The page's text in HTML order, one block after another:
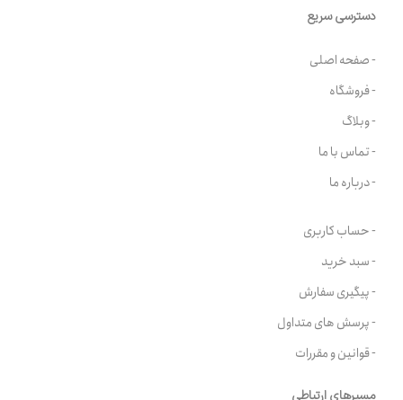
دسترسی سریع
- صفحه اصلی
- فروشگاه
- وبلاگ
- تماس با ما
- درباره ما
- حساب کاربری
- سبد خرید
- پیگیری سفارش
- پرسش های متداول
- قوانین و مقررات